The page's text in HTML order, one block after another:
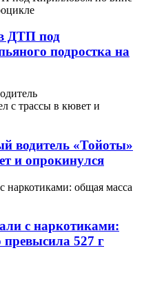
ДТП под
подростка на
водитель «Тойоты»
и опрокинулся
с наркотиками:
превысила 527 г